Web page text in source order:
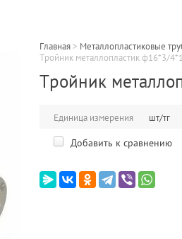
Главная > Металлопластиковые
Тройник металлопластик ф16*3/
Тройник
Единица измерения шт/тг
Добавить к сравнению